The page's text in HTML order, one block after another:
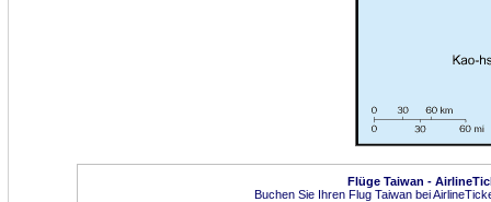
Flüge Taiwan -
Buchen Sie Ihren Flug Taiwan bei